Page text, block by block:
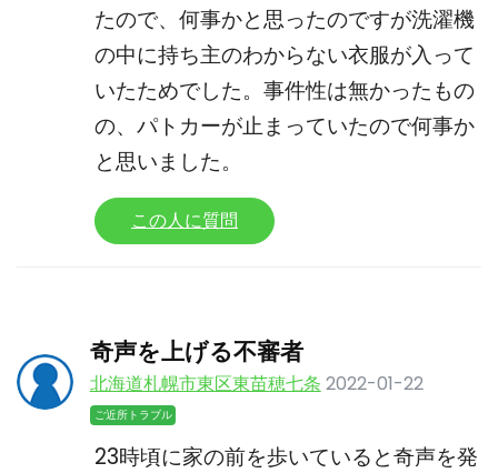
たので、何事かと思ったのですが洗濯機
の中に持ち主のわからない衣服が入って
いたためでした。事件性は無かったもの
の、パトカーが止まっていたので何事か
と思いました。
この人に質問
奇声を上げる不審者
北海道札幌市東区東苗穂七条 2022-01-22
ご近所トラブル
23時頃に家の前を歩いていると奇声を発